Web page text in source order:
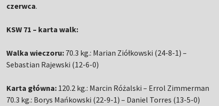
czerwca.
KSW 71 – karta walk:
Walka wieczoru: 70.3 kg.: Marian Ziółkowski (24-8-1) –
Sebastian Rajewski (12-6-0)
Karta główna: 120.2 kg.: Marcin Różalski – Errol Zimmerman
70.3 kg.: Borys Mańkowski (22-9-1) – Daniel Torres (13-5-0)